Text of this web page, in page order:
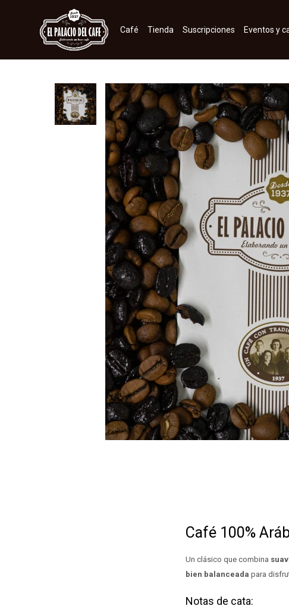
Café Tienda Suscripciones Eventos y
Café 100%
Un clásico que combina
bien balanceada para
Notas de cata: